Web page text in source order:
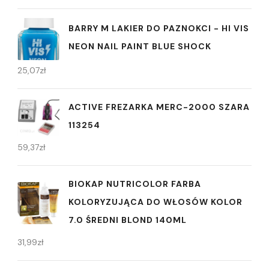
BARRY M LAKIER DO PAZNOKCI - HI VIS
NEON NAIL PAINT BLUE SHOCK
25,07zł
ACTIVE FREZARKA MERC-2000 SZARA
113254
59,37zł
BIOKAP NUTRICOLOR FARBA
KOLORYZUJĄCA DO WŁOSÓW KOLOR
7.0 ŚREDNI BLOND 140ML
31,99zł